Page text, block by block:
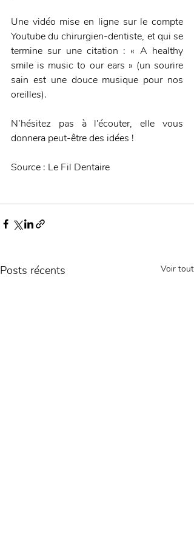
Une vidéo mise en ligne sur le compte
Youtube du chirurgien-dentiste, et qui se
termine sur une citation : « A healthy
smile is music to our ears » (un sourire
sain est une douce musique pour nos
oreilles).
N’hésitez pas à l’écouter, elle vous
donnera peut-être des idées !
Source : Le Fil Dentaire
Posts récents Voir tout